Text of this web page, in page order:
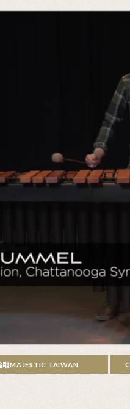
｜
演
Crummel，以
流動、延展，彷
Concert